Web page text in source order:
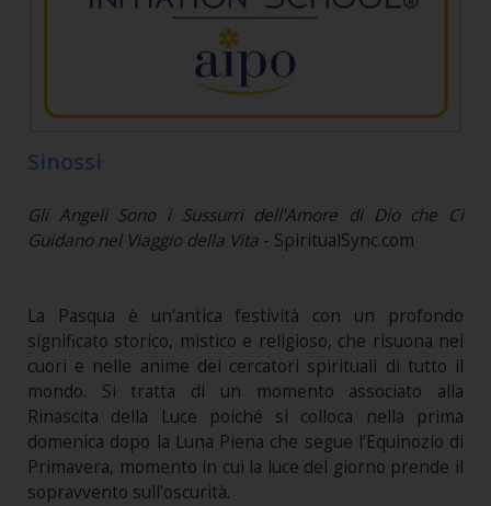
Sinossi
Gli Angeli Sono i Sussurri dell’Amore di Dio che Ci
Guidano nel Viaggio della Vita - SpiritualSync.com
La Pasqua è un’antica festività con un profondo
significato storico, mistico e religioso, che risuona nei
cuori e nelle anime dei cercatori spirituali di tutto il
mondo. Si tratta di un momento associato alla
Rinascita della Luce poiché si colloca nella prima
domenica dopo la Luna Piena che segue l’Equinozio di
Primavera, momento in cui la luce del giorno prende il
sopravvento sull’oscurità.